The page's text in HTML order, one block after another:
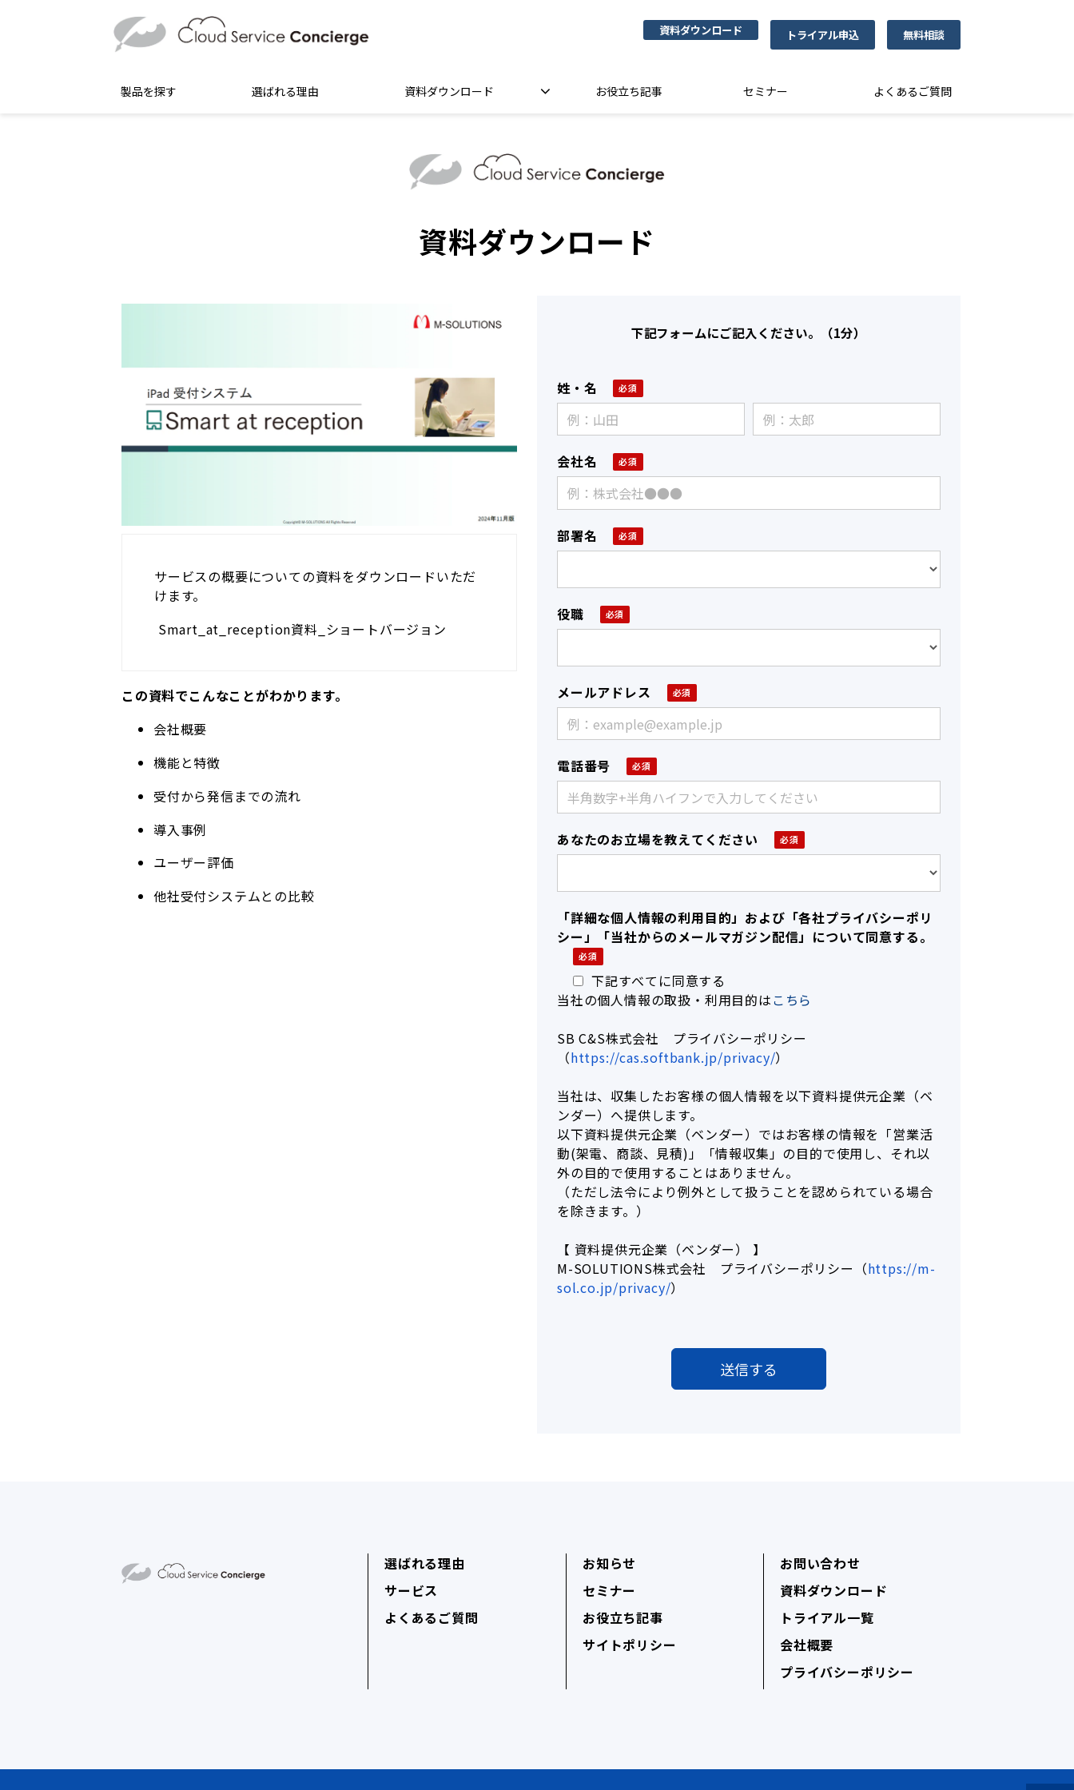
資料ダウンロード トライアル申込 無料相談
製品を探す 選ばれる理由 資料ダウンロード お役立ち記事 セミナー よくあるご質問
資料ダウンロード
サービスの概要についての資料をダウンロードいただ
けます。
Smart_at_reception資料_ショートバージョン
この資料でこんなことがわかります。
会社概要
機能と特徴
受付から発信までの流れ
導入事例
ユーザー評価
他社受付システムとの比較
下記フォームにご記入ください。（1分）
姓・名
会社名
部署名
役職
メールアドレス
電話番号
あなたのお立場を教えてください
「詳細な個人情報の利用目的」および「各社プライバシーポリ
シー」「当社からのメールマガジン配信」について同意する。
下記すべてに同意する
当社の個人情報の取扱・利用目的はこちら
SB C&S株式会社 プライバシーポリシー
（https://cas.softbank.jp/privacy/）
当社は、収集したお客様の個人情報を以下資料提供元企業（ベ
ンダー）へ提供します。
以下資料提供元企業（ベンダー）ではお客様の情報を「営業活
動(架電、商談、見積)」「情報収集」の目的で使用し、それ以
外の目的で使用することはありません。
（ただし法令により例外として扱うことを認められている場合
を除きます。）
【 資料提供元企業（ベンダー） 】
M-SOLUTIONS株式会社 プライバシーポリシー （https://m-
sol.co.jp/privacy/）
選ばれる理由
サービス
よくあるご質問
お知らせ
セミナー
お役立ち記事
サイトポリシー
お問い合わせ
資料ダウンロード
トライアル一覧
会社概要
プライバシーポリシー